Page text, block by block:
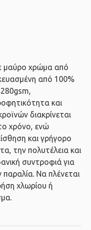
μαύρο χρώμα από
από 100%
και
διακρίνεται
χρόνο, ενώ
και γρήγορο
την πολυτέλεια και
συντροφιά για
παραλία. Να πλένεται
χλωρίου ή